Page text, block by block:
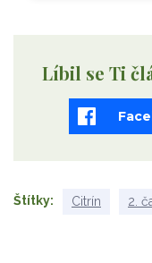
Líbil se Ti
Štítky Citrín 2.